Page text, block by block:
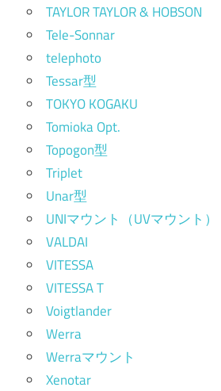
TAYLOR TAYLOR & HOBSON
Tele-Sonnar
telephoto
Tessar型
TOKYO KOGAKU
Tomioka Opt.
Topogon型
Triplet
Unar型
UNIマウント（UVマウント）
VALDAI
VITESSA
VITESSA T
Voigtlander
Werra
Werraマウント
Xenotar